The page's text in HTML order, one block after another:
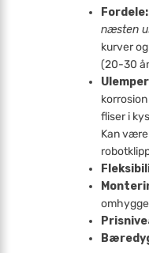
Fordele:
næsten
kurver
(20-30
fliser i
Kan